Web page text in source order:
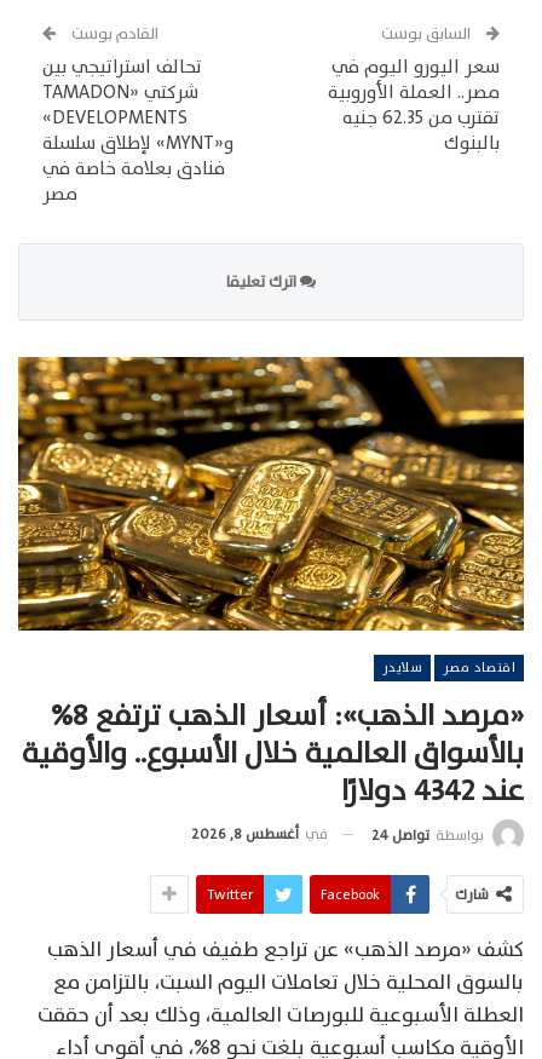
السابق بوست
سعر اليورو اليوم في
مصر.. العملة الأوروبية
تقترب من 62.35 جنيه
بالبنوك
القادم بوست
تحالف استراتيجي بين
شركتي «TAMADON
DEVELOPMENTS»
و«MYNT» لإطلاق سلسلة
فنادق بعلامة خاصة في
مصر
اترك تعليقا
اقتصاد مصر سلايدر
«مرصد الذهب»: أسعار الذهب ترتفع 8%
بالأسواق العالمية خلال الأسبوع.. والأوقية
عند 4342 دولارًا
بواسطة تواصل 24 في أغسطس 8, 2026
شارك Facebook
Twitter
كشف «مرصد الذهب» عن تراجع طفيف في أسعار الذهب
بالسوق المحلية خلال تعاملات اليوم السبت، بالتزامن مع
العطلة الأسبوعية للبورصات العالمية، وذلك بعد أن حققت
الأوقية مكاسب أسبوعية بلغت نحو 8%، في أقوى أداء